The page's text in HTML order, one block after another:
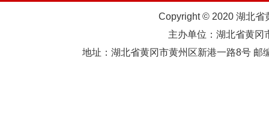
Copyright © 2020 湖北省
主办单位：湖北省黄
地址：湖北省黄冈市黄州区新港一路8号